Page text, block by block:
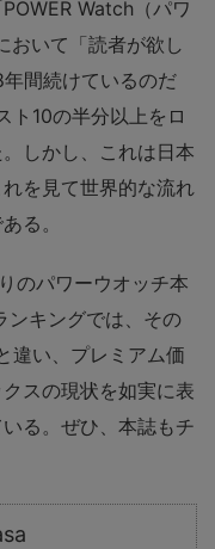
Watch（パワ
おいて「読者が欲し
間続けているのだ
ト10の半分以上をロ
しかし、これは日本
を見て世界的な流れ
る。
のパワーウオッチ本
ンキングでは、その
違い、プレミアム価
スの現状を如実に表
る。ぜひ、本誌もチ